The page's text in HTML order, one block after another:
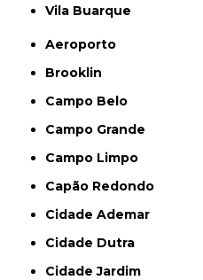
Vila Buarque
Aeroporto
Brooklin
Campo Belo
Campo Grande
Campo Limpo
Capão Redondo
Cidade Ademar
Cidade Dutra
Cidade Jardim